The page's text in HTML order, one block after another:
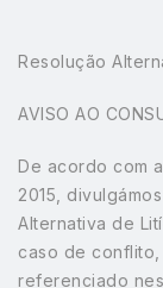
Resolução
AVISO AO
De acordo com
2015,
Alternativa de
caso de
referenciado